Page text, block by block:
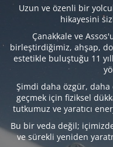
Uzun ve özenli bir
hikayesini
Çanakkale ve
birleştirdiğimiz, ahşap,
estetikle buluştuğu 11
Şimdi daha özgür,
geçmek için fiziksel
tutkumuz ve yaratıcı
Bu bir veda değil;
ve sürekli yeniden